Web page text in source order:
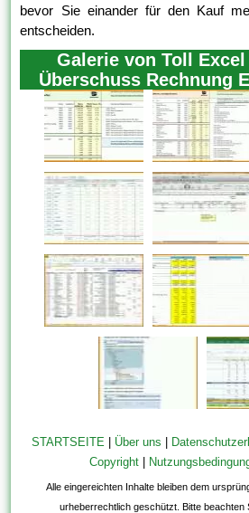
bevor Sie einander für den Kauf
entscheiden.
Galerie von Toll
Überschuss Rechnung
STARTSEITE| Über uns
Copyright
Alle eingereichten Inhalte bleiben dem
urheberrechtlich geschützt. Bitte beachten